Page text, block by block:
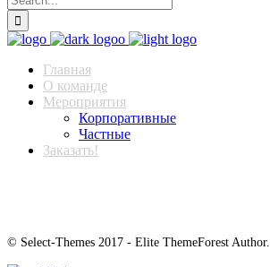
Главная
О команде
Мероприятия
Корпоративные
Частные
Заказать!
© Select-Themes 2017 - Elite ThemeForest Author.